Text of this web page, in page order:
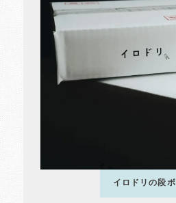
イロドリの段